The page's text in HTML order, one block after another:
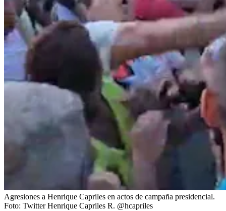
Agresiones a Henrique Capriles en actos de campaña presidencial.
Foto: Twitter Henrique Capriles R. @hcapriles